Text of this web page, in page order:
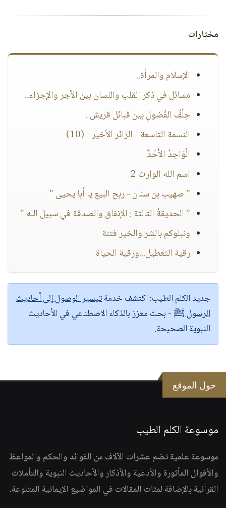
مختارات
الإسلام والمرأة..
مسائل في ذكر القلب واللسان بين الأجر والإجزاء..
حِلْفُ الفُضولِ بين قبائل قريش .
النسمة التاسعة - الزائر الأخير - (10)
الْوَاحِدُ الأَحَدٌ
اسم الله الوارث 2
" صهيب بن سنان - ربح البيع يا أبا يحيى "
" الحديقةُ الثالثة : الإنفاق والصدقة في سبيل الله "
ونبلوكم بالشر والخير فتنة
رقية التعطيل...ورقية الحياة
جديد الكلم الطيب:اكتشف خدمةتيسير الوصول إلى أحاديث
الرسول ﷺ - بحث معزز بالذكاء الاصطناعي في الأحاديث
النبوية الصحيحة.
حول الموقع
موسوعة الكلم الطيب
موسوعة علمية تضم عشرات الآلاف من الفوائد والحكم والمواعظ
والأقوال المأثورة والأدعية والأذكار والأحاديث النبوية والتأملات
القرآنية بالإضافة لمئات المقالات في المواضيع الإيمانية المتنوعة.